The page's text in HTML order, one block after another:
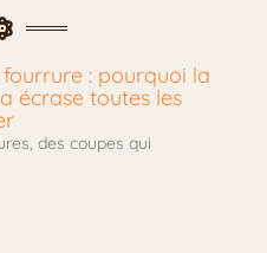
: pourquoi la
écrase toutes les
des coupes qui